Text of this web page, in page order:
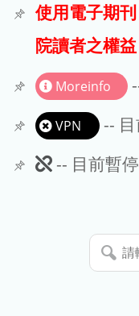
使用電子期
院讀者之權益
Moreinfo
VPN
--
此
-- 目前暫
請
輸